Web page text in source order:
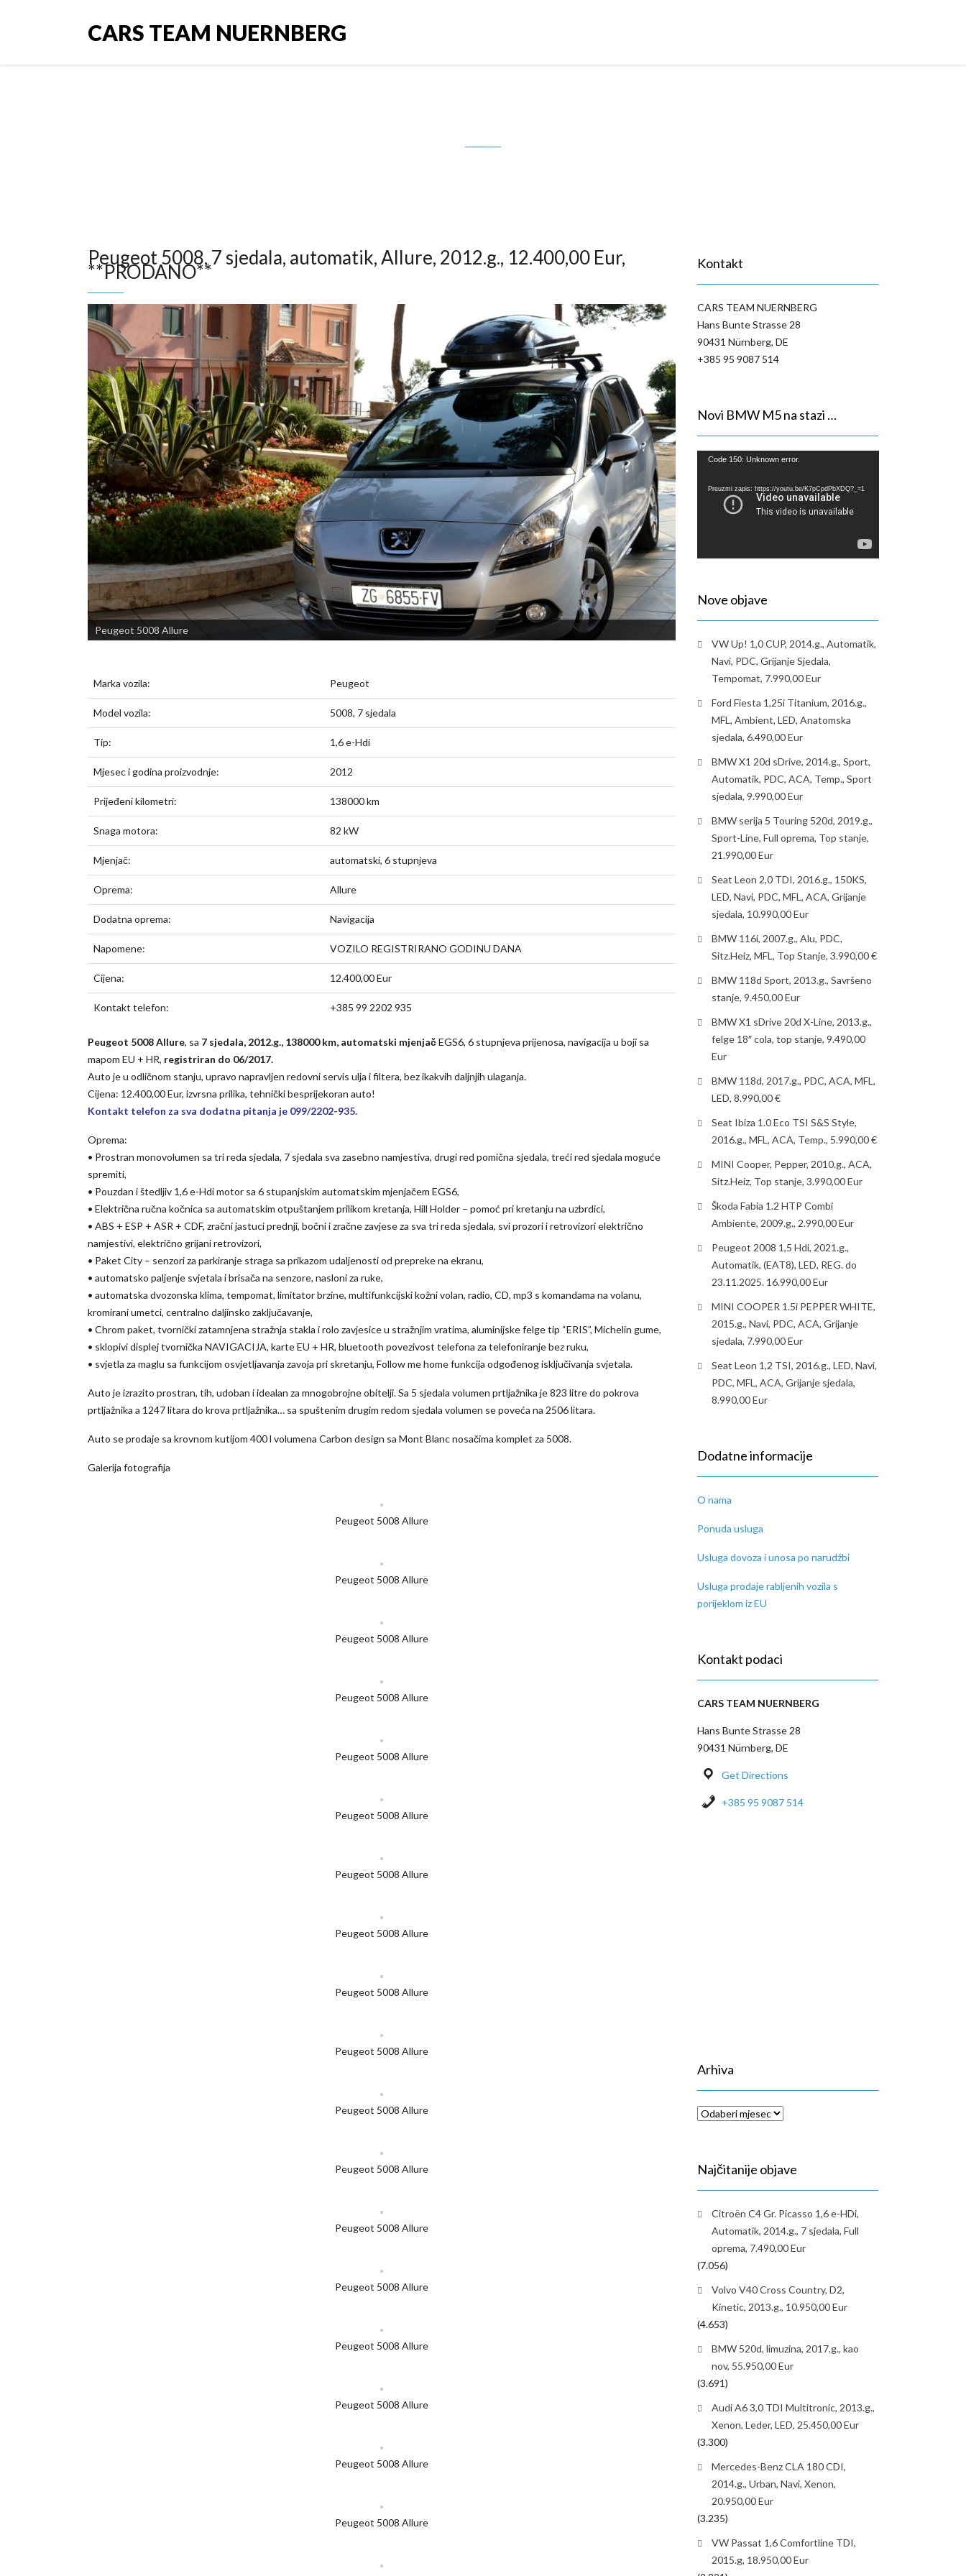
CARS TEAM NUERNBERG
Peugeot 5008, 7 sjedala, automatik, Allure, 2012.g., 12.400,00 Eur,
**PRODANO**
Peugeot 5008 Allure
Marka vozila: Peugeot
Model vozila: 5008, 7 sjedala
Tip: 1,6 e-Hdi
Mjesec i godina proizvodnje: 2012
Prijeđeni kilometri: 138000 km
Snaga motora: 82 kW
Mjenjač: automatski, 6 stupnjeva
Oprema: Allure
Dodatna oprema: Navigacija
Napomene: VOZILO REGISTRIRANO GODINU DANA
Cijena: 12.400,00 Eur
Kontakt telefon: +385 99 2202 935
Peugeot 5008 Allure, sa 7 sjedala, 2012.g., 138000 km, automatski mjenjačEGS6, 6 stupnjeva prijenosa, navigacija u boji sa
mapom EU + HR, registriran do 06/2017.
Auto je u odličnom stanju, upravo napravljen redovni servis ulja i filtera, bez ikakvih daljnjih ulaganja.
Cijena: 12.400,00 Eur, izvrsna prilika, tehnički besprijekoran auto!
Kontakt telefon za sva dodatna pitanja je 099/2202-935.
Oprema:
• Prostran monovolumen sa tri reda sjedala, 7 sjedala sva zasebno namjestiva, drugi red pomična sjedala, treći red sjedala moguće
spremiti,
• Pouzdan i štedljiv 1,6 e-Hdi motor sa 6 stupanjskim automatskim mjenjačem EGS6,
• Električna ručna kočnica sa automatskim otpuštanjem prilikom kretanja, Hill Holder – pomoć pri kretanju na uzbrdici,
• ABS + ESP + ASR + CDF, zračni jastuci prednji, bočni i zračne zavjese za sva tri reda sjedala, svi prozori i retrovizori električno
namjestivi, električno grijani retrovizori,
• Paket City – senzori za parkiranje straga sa prikazom udaljenosti od prepreke na ekranu,
• automatsko paljenje svjetala i brisača na senzore, nasloni za ruke,
• automatska dvozonska klima, tempomat, limitator brzine, multifunkcijski kožni volan, radio, CD, mp3 s komandama na volanu,
kromirani umetci, centralno daljinsko zaključavanje,
• Chrom paket, tvornički zatamnjena stražnja stakla i rolo zavjesice u stražnjim vratima, aluminijske felge tip “ERIS”, Michelin gume,
• sklopivi displej tvornička NAVIGACIJA, karte EU + HR, bluetooth povezivost telefona za telefoniranje bez ruku,
• svjetla za maglu sa funkcijom osvjetljavanja zavoja pri skretanju, Follow me home funkcija odgođenog isključivanja svjetala.
Auto je izrazito prostran, tih, udoban i idealan za mnogobrojne obitelji. Sa 5 sjedala volumen prtljažnika je 823 litre do pokrova
prtljažnika a 1247 litara do krova prtljažnika… sa spuštenim drugim redom sjedala volumen se poveća na 2506 litara.
Auto se prodaje sa krovnom kutijom 400 l volumena Carbon design sa Mont Blanc nosačima komplet za 5008.
Galerija fotografija
Peugeot 5008 Allure
Peugeot 5008 Allure
Peugeot 5008 Allure
Peugeot 5008 Allure
Peugeot 5008 Allure
Peugeot 5008 Allure
Peugeot 5008 Allure
Peugeot 5008 Allure
Peugeot 5008 Allure
Peugeot 5008 Allure
Peugeot 5008 Allure
Peugeot 5008 Allure
Peugeot 5008 Allure
Peugeot 5008 Allure
Peugeot 5008 Allure
Peugeot 5008 Allure
Peugeot 5008 Allure
Peugeot 5008 Allure
Kontakt
CARS TEAM NUERNBERG
Hans Bunte Strasse 28
90431 Nürnberg, DE
+385 95 9087 514
Novi BMW M5 na stazi …
Reproduktor
Code 150: Unknown error.
Preuzmi zapis: https://youtu.be/K7pCpdPbXDQ?_=1
Nove objave
VW Up! 1,0 CUP, 2014.g., Automatik,
Navi, PDC, Grijanje Sjedala,
Tempomat, 7.990,00 Eur
Ford Fiesta 1,25i Titanium, 2016.g.,
MFL, Ambient, LED, Anatomska
sjedala, 6.490,00 Eur
BMW X1 20d sDrive, 2014.g., Sport,
Automatik, PDC, ACA, Temp., Sport
sjedala, 9.990,00 Eur
BMW serija 5 Touring 520d, 2019.g.,
Sport-Line, Full oprema, Top stanje,
21.990,00 Eur
Seat Leon 2,0 TDI, 2016.g., 150KS,
LED, Navi, PDC, MFL, ACA, Grijanje
sjedala, 10.990,00 Eur
BMW 116i, 2007.g., Alu, PDC,
Sitz.Heiz, MFL, Top Stanje, 3.990,00 €
BMW 118d Sport, 2013.g., Savršeno
stanje, 9.450,00 Eur
BMW X1 sDrive 20d X-Line, 2013.g.,
felge 18″ cola, top stanje, 9.490,00
Eur
BMW 118d, 2017.g., PDC, ACA, MFL,
LED, 8.990,00 €
Seat Ibiza 1.0 Eco TSI S&S Style,
2016.g., MFL, ACA, Temp., 5.990,00 €
MINI Cooper, Pepper, 2010.g., ACA,
Sitz.Heiz, Top stanje, 3.990,00 Eur
Škoda Fabia 1.2 HTP Combi
Ambiente, 2009.g., 2.990,00 Eur
Peugeot 2008 1,5 Hdi, 2021.g.,
Automatik, (EAT8), LED, REG. do
23.11.2025. 16.990,00 Eur
MINI COOPER 1.5i PEPPER WHITE,
2015.g., Navi, PDC, ACA, Grijanje
sjedala, 7.990,00 Eur
Seat Leon 1,2 TSI, 2016.g., LED, Navi,
PDC, MFL, ACA, Grijanje sjedala,
8.990,00 Eur
Dodatne informacije
O nama
Ponuda usluga
Usluga dovoza i unosa po narudžbi
Usluga prodaje rabljenih vozila s
porijeklom iz EU
Kontakt podaci
CARS TEAM NUERNBERG
Hans Bunte Strasse 28
90431 Nürnberg, DE
Get Directions
+385 95 9087 514
Arhiva
Arhiva
Najčitanije objave
Citroën C4 Gr. Picasso 1,6 e-HDi,
Automatik, 2014.g., 7 sjedala, Full
oprema, 7.490,00 Eur
(7.056)
Volvo V40 Cross Country, D2,
Kinetic, 2013.g., 10.950,00 Eur
(4.653)
BMW 520d, limuzina, 2017.g., kao
nov, 55.950,00 Eur
(3.691)
Audi A6 3,0 TDI Multitronic, 2013.g.,
Xenon, Leder, LED, 25.450,00 Eur
(3.300)
Mercedes-Benz CLA 180 CDI,
2014.g., Urban, Navi, Xenon,
20.950,00 Eur
(3.235)
VW Passat 1,6 Comfortline TDI,
2015.g, 18.950,00 Eur